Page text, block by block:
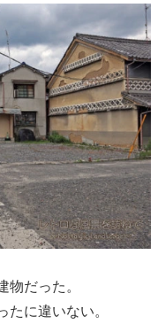
物だった。
に違いない。